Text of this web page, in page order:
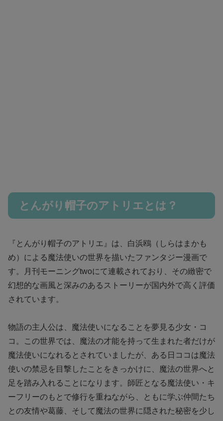
とんがり帽子のアトリエとは？
『とんがり帽子のアトリエ』は、白浜鴎（しらはまかも
め）による魔法使いの世界を描いたファンタジー漫画で
す。月刊モーニングtwoにて連載されており、その緻密で
幻想的な画風と深みのあるストーリーが国内外で高く評価
されています。
物語の主人公は、魔法使いになることを夢見る少女・コ
コ。この世界では、魔法の才能を持って生まれた者だけが
魔法使いになれるとされていましたが、ある日ココは魔法
使いの禁忌を目撃したことをきっかけに、魔法の世界へと
足を踏み入れることになります。師匠となる魔法使い・キ
ーフリーのもとで修行を重ねながら、ともに学ぶ仲間たち
との友情や葛藤、そして魔法の世界に隠された秘密を少し